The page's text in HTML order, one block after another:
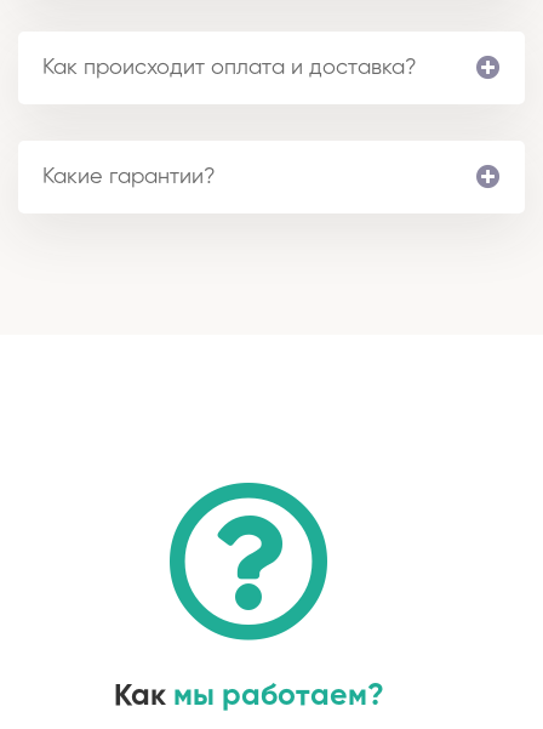
Как происходит оплата и доставка?
Какие гарантии?
Как мы работаем?